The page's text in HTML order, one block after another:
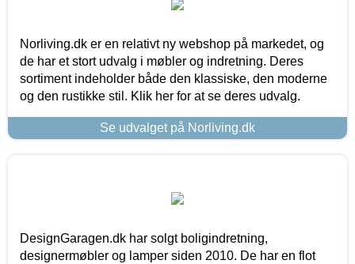
Norliving.dk er en relativt ny webshop på markedet, og
de har et stort udvalg i møbler og indretning. Deres
sortiment indeholder både den klassiske, den moderne
og den rustikke stil. Klik her for at se deres udvalg.
Se udvalget på Norliving.dk
DesignGaragen.dk har solgt boligindretning,
designermøbler og lamper siden 2010. De har en flot